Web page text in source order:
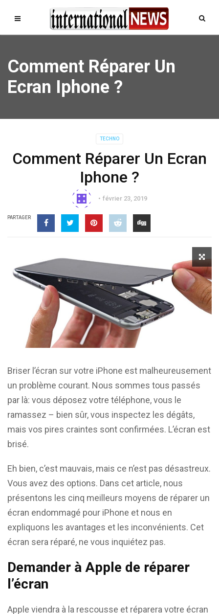
Comment Réparer Un
Ecran Iphone ?
TECHNO
Comment Réparer Un Ecran
Iphone ?
février 23, 2019
PARTAGER
Briser l’écran sur votre iPhone est malheureusement
un problème courant. Nous sommes tous passés
par là: vous déposez votre téléphone, vous le
ramassez – bien sûr, vous inspectez les dégâts,
mais vos pires craintes sont confirmées. L’écran est
brisé.
Eh bien, c’est mauvais, mais ce n’est pas désastreux.
Vous avez des options. Dans cet article, nous
présentons les cinq meilleurs moyens de réparer un
écran endommagé pour iPhone et nous en
expliquons les avantages et les inconvénients. Cet
écran sera réparé, ne vous inquiétez pas.
Demander à Apple de réparer
l’écran
Apple viendra à la rescousse et réparera votre écran